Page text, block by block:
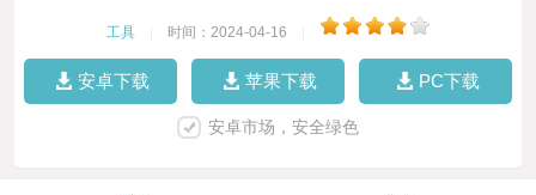
工具 时间：2024-04-16
安卓下载 苹果下载 PC下载
安卓市场，安全绿色